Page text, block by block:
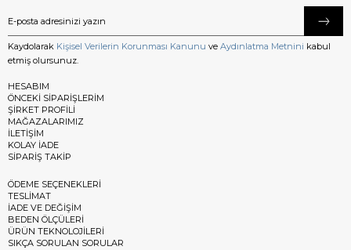
Kaydolarak Kişisel Verilerin Korunması Kanunu ve Aydınlatma Metnini kabul
etmiş olursunuz.
HESABIM
ÖNCEKİ SİPARİŞLERİM
ŞİRKET PROFİLİ
MAĞAZALARIMIZ
İLETİŞİM
KOLAY İADE
SİPARİŞ TAKİP
ÖDEME SEÇENEKLERİ
TESLİMAT
İADE VE DEĞİŞİM
BEDEN ÖLÇÜLERİ
ÜRÜN TEKNOLOJİLERİ
SIKÇA SORULAN SORULAR